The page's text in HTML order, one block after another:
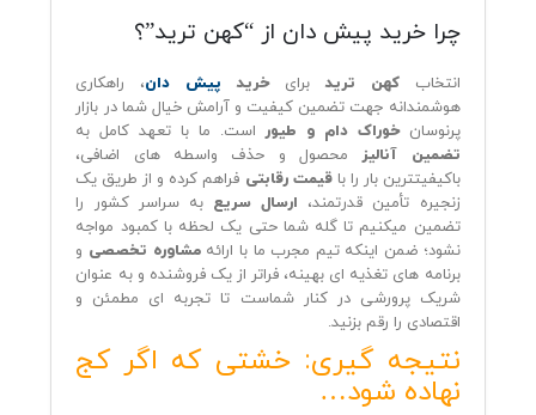
چرا خرید پیش دان از “کهن ترید”؟
انتخاب کهن ترید برایخرید پیش دان، راهکاری
هوشمندانه جهت تضمین کیفیت و آرامش خیال شما در بازار
پرنوسانخوراک دام و طیوراست. ما با تعهد کامل به
تضمین آنالیزمحصول و حذف واسطه‌ های اضافی،
باکیفیتترین بار را باقیمت رقابتی فراهم کرده و از طریق یک
زنجیره تأمین قدرتمند، ارسال سریع به سراسر کشور را
تضمین میکنیم تا گله شما حتی یک لحظه با کمبود مواجه
نشود؛ ضمن اینکه تیم مجرب ما با ارائهمشاوره تخصصی و
برنامه‌ های تغذیه‌ ای بهینه، فراتر از یک فروشنده و به عنوان
شریک پرورشی در کنار شماست تا تجربه‌ ای مطمئن و
اقتصادی را رقم بزنید.
نتیجه‌ گیری: خشتی که اگر کج
نهاده شود…